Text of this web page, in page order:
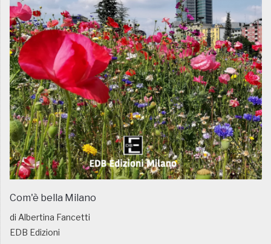
Com'è bella Milano
di Albertina Fancetti
EDB Edizioni